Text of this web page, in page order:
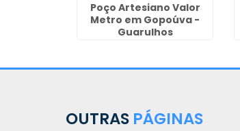
Poço Artesiano Valor
Metro em Gopoúva -
Guarulhos
OUTRAS PÁGINAS